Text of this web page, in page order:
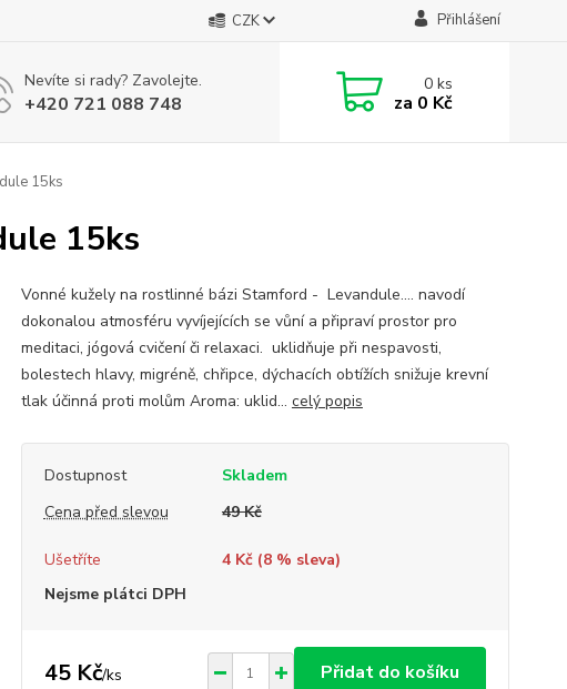
CZK Přihlášení
Nevíte si rady? Zavolejte.
+420 721 088 748
0ks
za 0 Kč
15ks
15ks
Vonné kužely na rostlinné bázi Stamford - Levandule.... navodí
dokonalou atmosféru vyvíjejících se vůní a připraví prostor pro
meditaci, jógová cvičení či relaxaci. uklidňuje při nespavosti,
bolestech hlavy, migréně, chřipce, dýchacích obtížích snižuje krevní
tlak účinná proti molům Aroma: uklid... celý popis
Dostupnost
Skladem
Cena před slevou
49 Kč
Ušetříte 4 Kč (8% sleva)
Nejsme plátci DPH
45 Kč/ks Přidat do košíku